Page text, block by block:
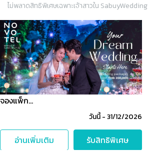
ไม่พลาดสิทธิพิเศษเฉพาะเจ้าสาวใน SabuyWedding
Slide 1 of 1
จองแพ็ก…
วันนี้-31/12/2026
อ่านเพิ่มเติม รับสิทธิพิเศษ